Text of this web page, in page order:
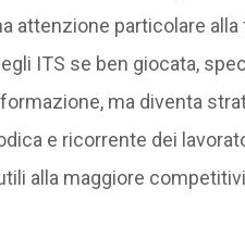
attenzione particolare
ITS se ben giocata,
ma diventa
e ricorrente dei
alla maggiore